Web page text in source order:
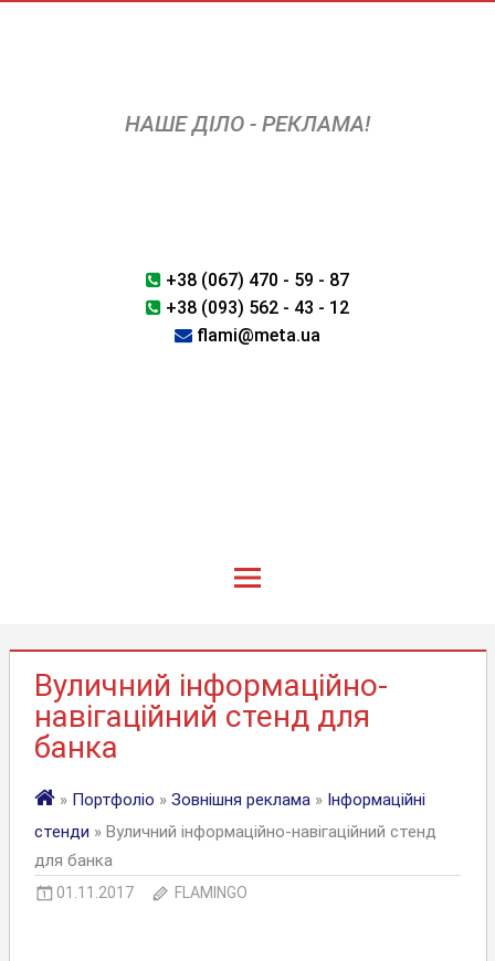
НАШЕ ДІЛО - РЕКЛАМА!
+38 (067) 470 - 59 - 87
+38 (093) 562 - 43 - 12
flami@meta.ua
Вуличний інформаційно-
навігаційний стенд для
банка
» Портфоліо » Зовнішня реклама » Інформаційні
стенди » Вуличний інформаційно-навігаційний стенд
для банка
01.11.2017 FLAMINGO